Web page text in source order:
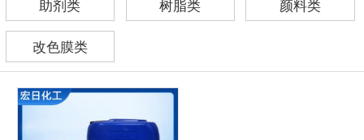
助剂类 树脂类 颜料类
改色膜类